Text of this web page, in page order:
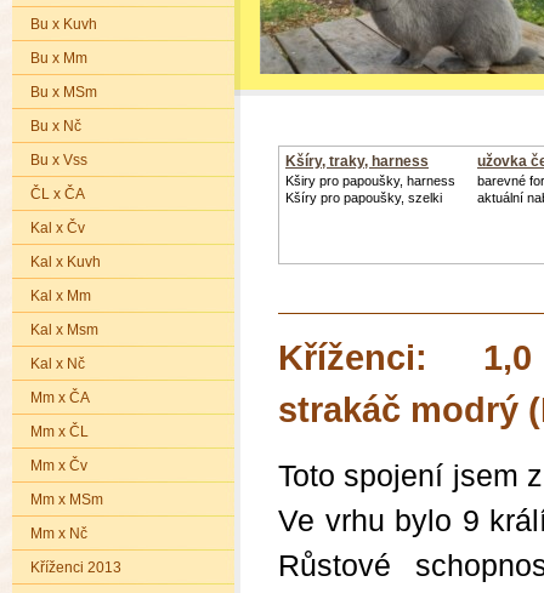
Bu x Kuvh
Bu x Mm
Bu x MSm
Bu x Nč
Bu x Vss
ČL x ČA
Kal x Čv
Kal x Kuvh
Kal x Mm
Kal x Msm
Kal x Nč
Mm x ČA
Mm x ČL
Mm x Čv
Mm x MSm
Mm x Nč
Kříženci 2013
Kšíry, traky, harness
Kširy pro papoušky, harness
Kšíry pro papoušky, szelki
užovka
barevné
aktuální
Kříženci: 1,0
strakáč modrý
Toto spojení jsem
Ve vrhu bylo 9
Růstové